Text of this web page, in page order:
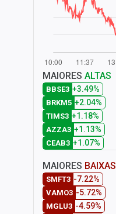
MAIORES ALTAS
BBSE3 +3.49%
BRKM5 +2.04%
TIMS3 +1.18%
AZZA3 +1.13%
CEAB3 +1.07%
MAIORES BAIXAS
SMFT3 -7.22%
VAMO3 -5.72%
MGLU3 -4.59%